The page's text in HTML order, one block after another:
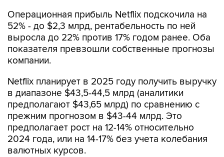
Операционная прибыль Netflix подскочила на
52% - до $2,3 млрд, рентабельность по ней
выросла до 22% против 17% годом ранее. Оба
показателя превзошли собственные прогнозы
компании.
Netflix планирует в 2025 году получить выручку
в диапазоне $43,5-44,5 млрд (аналитики
предполагают $43,65 млрд) по сравнению с
прежним прогнозом в $43-44 млрд. Это
предполагает рост на 12-14% относительно
2024 года, или на 14-17% без учета колебания
валютных курсов.